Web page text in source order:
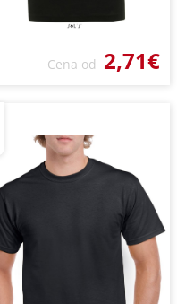
Cena od 2,71€